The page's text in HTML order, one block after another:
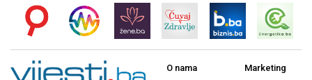
O nama
Marketing